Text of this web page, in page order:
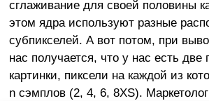
сглаживание для своей половины
этом ядра используют разные
субпикселей. А вот потом, при
нас получается, что у нас есть две
картинки, пиксели на каждой из
n сэмплов (2, 4, 6, 8XS).